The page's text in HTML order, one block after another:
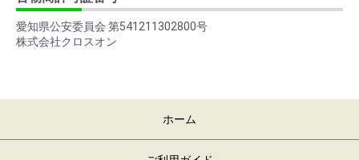
愛知県公安委員会 第541211302800号
株式会社クロスオン
ホーム